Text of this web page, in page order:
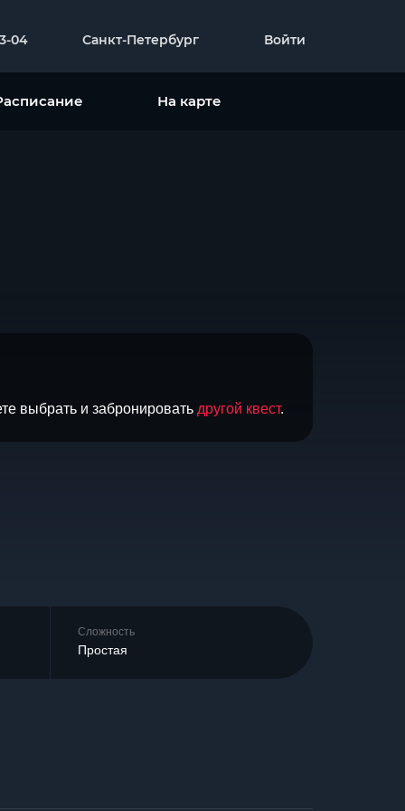
04 Санкт-Петербург Войти
На карте
выбрать и забронировать другой квест.
Сложность
Простая